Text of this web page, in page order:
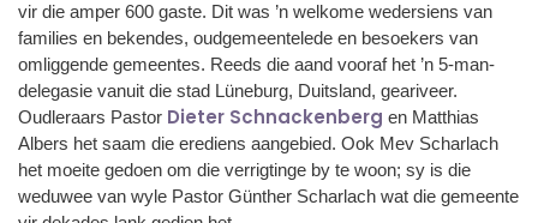
vir die amper 600 gaste. Dit was ’n welkome wedersiens van
families en bekendes, oudgemeentelede en besoekers van
omliggende gemeentes. Reeds die aand vooraf het ’n 5-man-
delegasie vanuit die stad Lüneburg, Duitsland, geariveer.
Oudleraars Pastor Dieter Schnackenberg en Matthias
Albers het saam die erediens aangebied. Ook Mev Scharlach
het moeite gedoen om die verrigtinge by te woon; sy is die
weduwee van wyle Pastor Günther Scharlach wat die gemeente